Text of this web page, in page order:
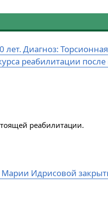
лет. Диагноз:
реабилитации
реабилитации.
Идрисовой